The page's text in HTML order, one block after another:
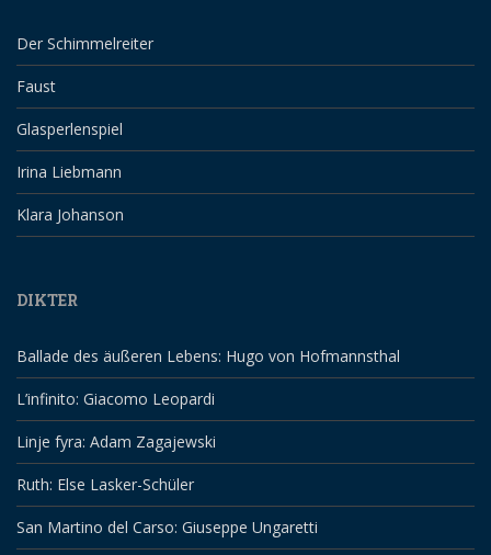
Der Schimmelreiter
Faust
Glasperlenspiel
Irina Liebmann
Klara Johanson
DIKTER
Ballade des äußeren Lebens: Hugo von Hofmannsthal
L’infinito: Giacomo Leopardi
Linje fyra: Adam Zagajewski
Ruth: Else Lasker-Schüler
San Martino del Carso: Giuseppe Ungaretti